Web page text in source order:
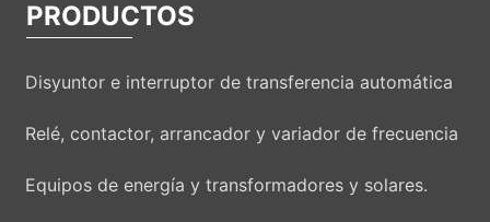
PRODUCTOS
Disyuntor e interruptor de transferencia automática
Relé, contactor, arrancador y variador de frecuencia
Equipos de energía y transformadores y solares.